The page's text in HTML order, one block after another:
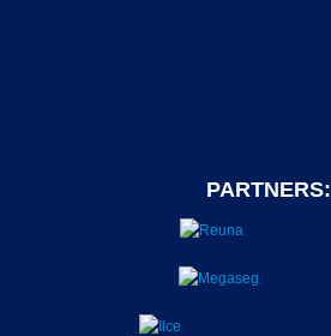
PARTNERS: